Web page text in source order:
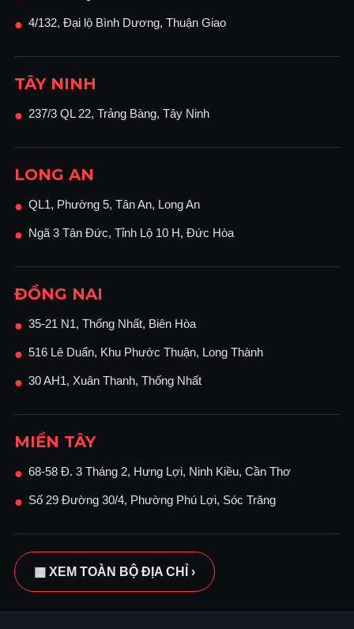
● 4/132, Đại lộ Bình Dương, Thuận Giao
TÂY NINH
● 237/3 QL 22, Trảng Bàng, Tây Ninh
LONG AN
● QL1, Phường 5, Tân An, Long An
● Ngã 3 Tân Đức, Tỉnh Lộ 10 H, Đức Hòa
ĐỒNG NAI
● 35-21 N1, Thống Nhất, Biên Hòa
● 516 Lê Duẩn, Khu Phước Thuận, Long Thành
● 30 AH1, Xuân Thanh, Thống Nhất
MIỀN TÂY
● 68-58 Đ. 3 Tháng 2, Hưng Lợi, Ninh Kiều, Cần Thơ
● Số 29 Đường 30/4, Phường Phú Lợi, Sóc Trăng
▦ XEM TOÀN BỘ ĐỊA CHỈ ›